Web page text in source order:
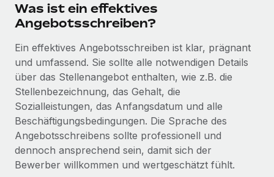
Mobilität und Relocation
Mühelose Relocation von Mitarbeiter:innen
Benefits
Mühelose Verwaltung von Benefits
Wellness-Startup Reverse Tech hat das globale...
BLOG
Neues zu Remote-Produkten: Integration mit
Gusto und Zero und Contractor Management
Plus
Auch im neuen Jahr wollen wir bei Remote Unternehmen
aller Größen dabei unterstützen, die beste...
Mehr erfahren
Was ist ein effektives
Angebotsschreiben?
Ein effektives Angebotsschreiben ist klar, prägnant
und umfassend. Sie sollte alle notwendigen Details
über das Stellenangebot enthalten, wie z.B. die
Stellenbezeichnung, das Gehalt, die
Sozialleistungen, das Anfangsdatum und alle
Beschäftigungsbedingungen. Die Sprache des
Angebotsschreibens sollte professionell und
dennoch ansprechend sein, damit sich der
Bewerber willkommen und wertgeschätzt fühlt.